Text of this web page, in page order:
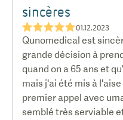
sincères
★★★★★01.12.2023
Qunomedical est
grande décision à
quand on a 65 ans et
mais j'ai été mis à l'aise
premier appel avec
semblé très serviable